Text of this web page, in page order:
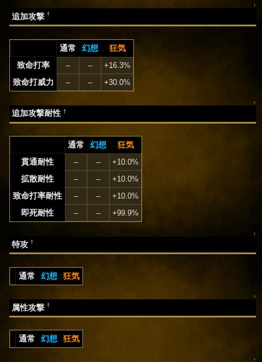
↑
追加攻撃†
通常 幻想
狂気
致命打率
-- -- +16.3%
致命打威力 -- -- +30.0%
↑
追加攻撃耐性†
通常 幻想
狂気
貫通耐性
-- -- +10.0%
拡散耐性 -- -- +10.0%
致命打率耐性 -- -- +10.0%
即死耐性 -- -- +99.9%
↑
特攻†
通常 幻想 狂気
↑
属性攻撃†
通常 幻想 狂気
↑